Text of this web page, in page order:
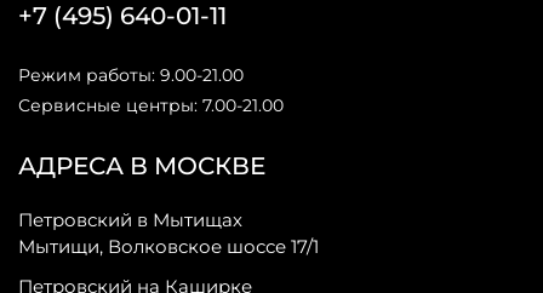
АДРЕСА В МОСКВЕ
Петровский в Мытищах
Мытищи, Волковское шоссе 17/1
Петровский на Каширке
+7 (495) 640-01-11
Режим работы: 9.00-21.00
Сервисные центры: 7.00-21.00